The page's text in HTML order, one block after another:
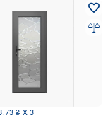
₴ X 3